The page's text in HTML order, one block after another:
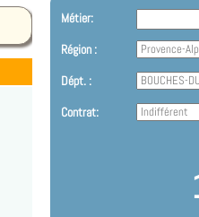
Métier:
Région :
Dépt. :
Contrat: